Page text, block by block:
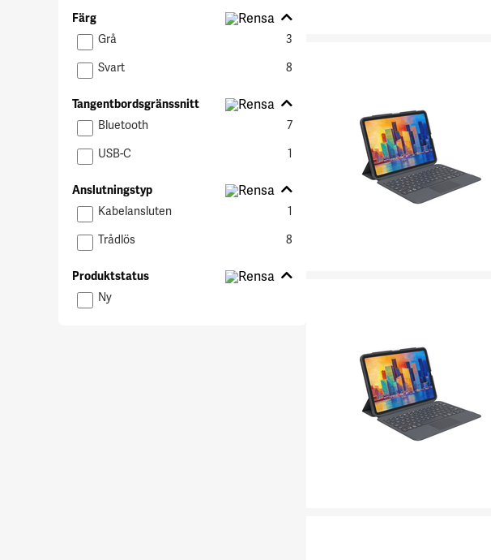
Färg
Färg
Grå
3
Svart 8
Tangentbordsgränssnitt
Tangentbordsgränssnitt
Bluetooth
7
USB-C 1
Anslutningstyp
Anslutningstyp
Kabelansluten
1
Trådlös 8
Produktstatus
Produktstatus
Ny